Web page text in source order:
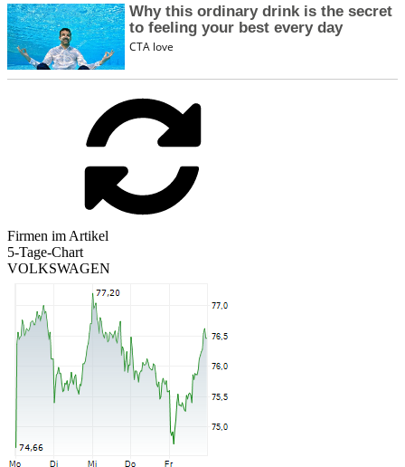
Firmen im Artikel
5-Tage-Chart
VOLKSWAGEN